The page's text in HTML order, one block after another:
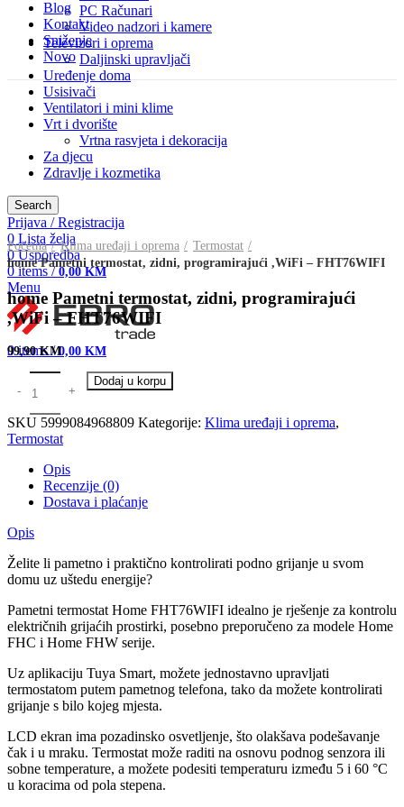
PC Računari
Video nadzori i kamere
Televizori i oprema
Daljinski upravljači
Uređenje doma
Usisivači
Ventilatori i mini klime
Vrt i dvorište
Vrtna rasvjeta i dekoracija
Za djecu
Zdravlje i kozmetika
Search
Prijava / Registracija
0 Lista želja
0 Usporedba
0items / 0,00 KM
Menu
0items / 0,00 KM
Blog
Kontakt
Sniženje
Novo
Click to enlarge
Početna Klima uređaji i oprema
Termostat
home Pametni termostat, zidni, programirajući ,WiFi – FHT76WIFI
home Pametni termostat, zidni, programirajući
,WiFi – FHT76WIFI
99,90KM
Dodaj u korpu
SKU 5999084968809 Kategorije: Klima uređaji i oprema,
Termostat
Opis
Recenzije (0)
Dostava i plaćanje
Opis
Želite li pametno i praktično kontrolirati podno grijanje u svom
domu uz uštedu energije?
Pametni termostat Home FHT76WIFI idealno je rješenje za kontrolu
električnih grijaćih prostirki, posebno preporučeno za modele Home
FHC i Home FHW serije.
Uz aplikaciju Tuya Smart, možete jednostavno upravljati
termostatom putem pametnog telefona, tako da možete kontrolirati
grijanje s bilo kojeg mjesta.
LCD ekran ima pozadinsko osvetljenje, što olakšava podešavanje
čak i u mraku. Termostat može raditi na osnovu podnog senzora ili
sobne temperature, a možete podesiti temperaturu između 5 i 60 °C
u koracima od pola stepena.